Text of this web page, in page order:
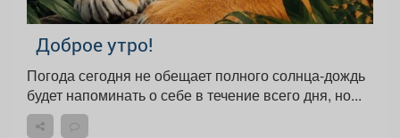
Доброе утро!
Погода сегодня не обещает полного солнца-дождь
будет напоминать о себе в течение всего дня, но...